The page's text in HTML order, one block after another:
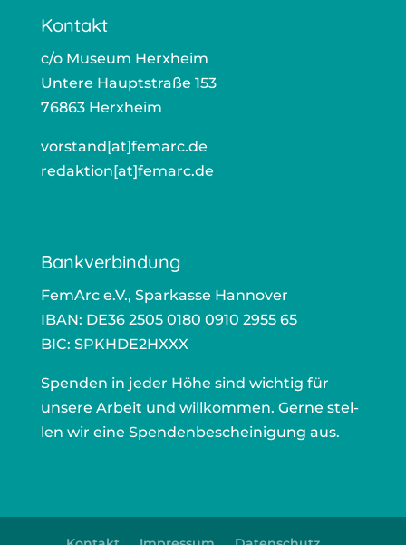
Kontakt
c/o Muse­um Herx­heim
Unte­re Haupt­stra­ße 153
76863 Herx­heim
vorstand[at]femarc.de
redaktion[at]femarc.de
Bankverbindung
Fem­Arc e.V., Spar­kas­se Han­no­ver
IBAN: DE36 2505 0180 0910 2955 65
BIC: SPKHDE2HXXX
Spen­den in jeder Höhe sind wich­tig für
unse­re Arbeit und will­kom­men. Ger­ne stel­
len wir eine Spen­den­be­schei­ni­gung aus.